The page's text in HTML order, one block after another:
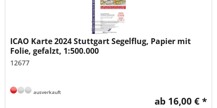
ICAO Karte 2024 Stuttgart Segelflug, Papier mit
Folie, gefalzt, 1:500.000
12677
ausverkauft
ab 16,00 € *